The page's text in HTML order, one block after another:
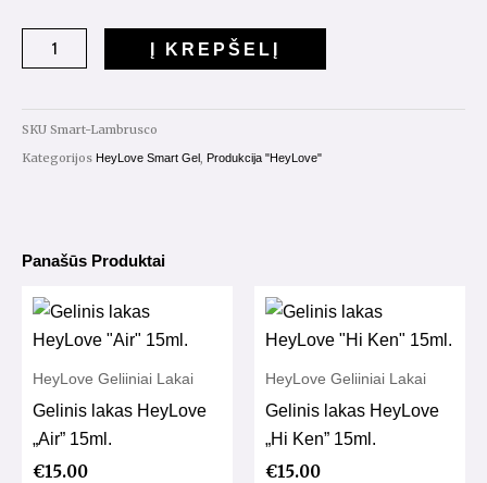
HeyLove
Smart
"Lambrusco"
15ml.
Į KREPŠELĮ
SKU Smart-Lambrusco
Kategorijos HeyLove Smart Gel, Produkcija "HeyLove"
Panašūs Produktai
HeyLove Geliiniai Lakai
Gelinis lakas HeyLove
„Air” 15ml.
€15.00
HeyLove Geliiniai Lakai
Gelinis lakas HeyLove
„Hi Ken” 15ml.
€15.00